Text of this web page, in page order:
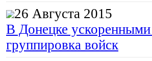
26 Августа 2015
В Донецке
группировка войск